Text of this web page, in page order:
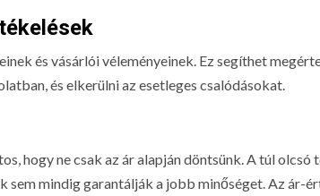
és vásárlói véleményeinek. Ez segíthet
és elkerülni az esetleges csalódásokat.
hogy ne csak az ár alapján döntsünk. A túl
sem mindig garantálják a jobb minőséget. Az ár-